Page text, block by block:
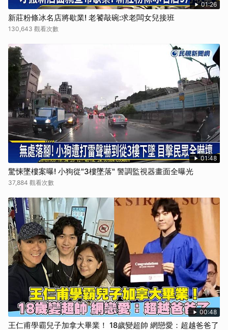
01:26
新莊粉條冰名店將歇業! 老饕敲碗:求老闆女兒接班
130,643 觀看次數
01:48
驚悚墜樓案曝! 小狗從"3樓墜落" 警調監視器畫面全曝光
37,884 觀看次數
00:48
王仁甫學霸兒子加拿大畢業！ 18歲變超帥 網戀愛：超越爸爸了